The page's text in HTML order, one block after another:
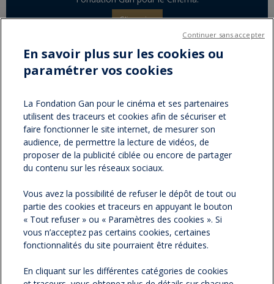
S'inscrire
Partager sur :
facebook
twitterVersion
imprimable
NOS NEWSLETTERS
NOS PARTENAIRES
ESPACE PRESSE
NOS ACTUALITÉS
En savoir plus sur les cookies ou
paramétrer vos cookies
La Fondation Gan pour le cinéma et ses partenaires
utilisent des traceurs et cookies afin de sécuriser et
faire fonctionner le site internet, de mesurer son
audience, de permettre la lecture de vidéos, de
proposer de la publicité ciblée ou encore de partager
du contenu sur les réseaux sociaux.
Vous avez la possibilité de refuser le dépôt de tout ou
partie des cookies et traceurs en appuyant le bouton
« Tout refuser » ou « Paramètres des cookies ». Si
vous n’acceptez pas certains cookies, certaines
fonctionnalités du site pourraient être réduites.
En cliquant sur les différentes catégories de cookies
Continuer sans accepter